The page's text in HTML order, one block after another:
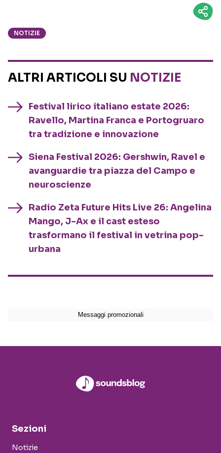
NOTIZIE
ALTRI ARTICOLI SU NOTIZIE
Festival lirico italiano estate 2026:
Ravello, Martina Franca e Portogruaro
tra tradizione e innovazione
Siena Festival 2026: Gershwin, Ravel e
avanguardie tra piazza del Campo e
neuroscienze
Radio Zeta Future Hits Live 26: Angelina
Mango, J-Ax e il cast esteso
trasformano il festival in vetrina pop-
urbana
Sezioni
Notizie